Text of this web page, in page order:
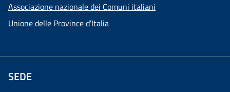
Associazione nazionale dei Comuni italiani
Unione delle Province d'Italia
SEDE